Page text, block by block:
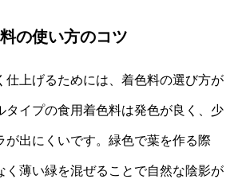
の使い方のコツ
仕上げるためには、着色料の選び方が
タイプの食用着色料は発色が良く、少
が出にくいです。緑色で葉を作る際
く薄い緑を混ぜることで自然な陰影が